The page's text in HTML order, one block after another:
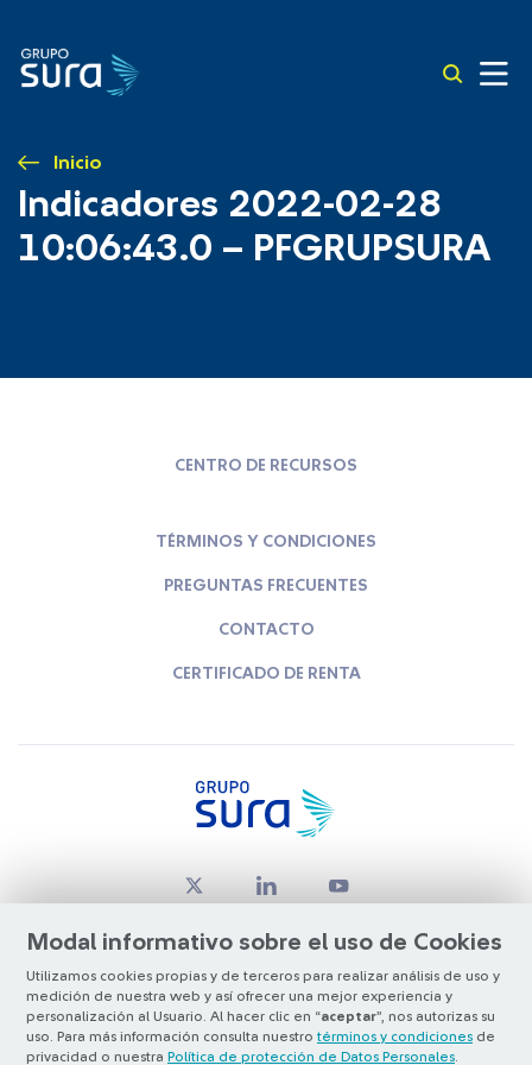
Inicio
Indicadores 2022-02-28
10:06:43.0 – PFGRUPSURA
Modal informativo sobre el uso de Cookies
Utilizamos cookies propias y de terceros para realizar análisis de uso y
medición de nuestra web y así ofrecer una mejor experiencia y
personalización al Usuario. Al hacer clic en “aceptar”, nos autorizas su
uso. Para más información consulta nuestro términos y condiciones de
privacidad o nuestra Política de protección de Datos Personales
CENTRO DE RECURSOS
TÉRMINOS Y CONDICIONES
PREGUNTAS FRECUENTES
CONTACTO
CERTIFICADO DE RENTA
© Copyright Grupo SURA 2026